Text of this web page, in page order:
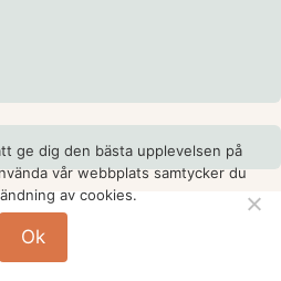
frågor.nu
ge dig den bästa upplevelsen på
vår webbplats samtycker du
av cookies.
Ok